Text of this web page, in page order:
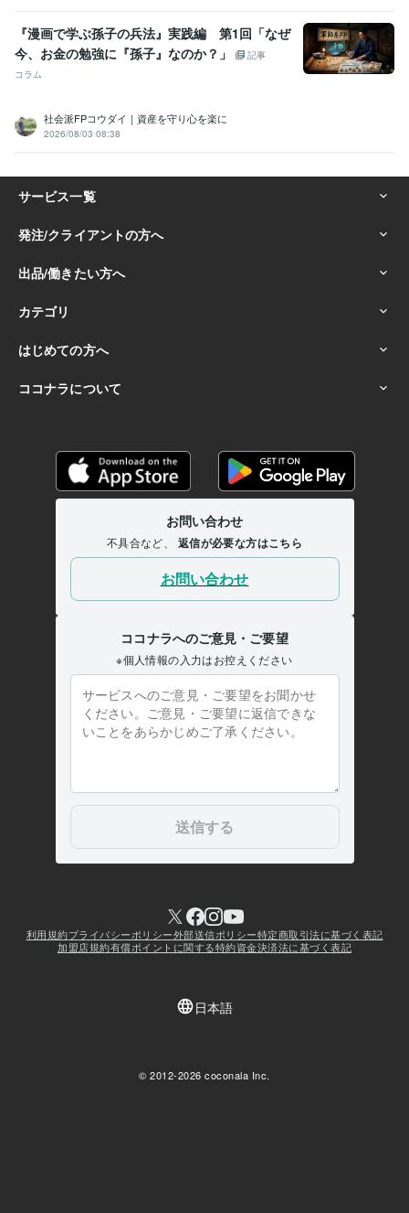
『漫画で学ぶ孫子の兵法』実践編 第1回「なぜ
今、お金の勉強に『孫子』なのか？」
記事
コラム
社会派FPコウダイ｜資産を守り心を楽に
2026/08/03 08:38